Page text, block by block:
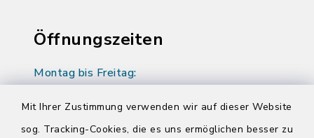
Mit Ihrer Zustimmung verwenden wir auf dieser Website
sog. Tracking-Cookies, die es uns ermöglichen besser zu
Öffnungszeiten
Montag bis Freitag:
Donnerstag zusätzlich: